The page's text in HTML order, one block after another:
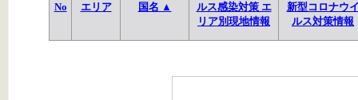
No エリア 国名 ▲
ルス感染対策 エ
リア別現地情報
新型コロナウ
ルス対策情報